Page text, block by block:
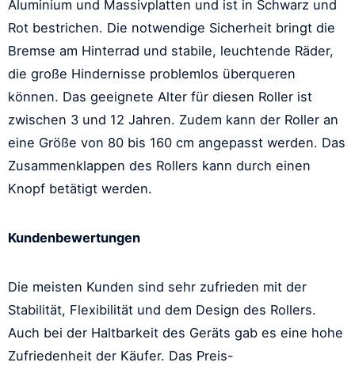
Aluminium und Massivplatten und ist in Schwarz und
Rot bestrichen. Die notwendige Sicherheit bringt die
Bremse am Hinterrad und stabile, leuchtende Räder,
die große Hindernisse problemlos überqueren
können. Das geeignete Alter für diesen Roller ist
zwischen 3 und 12 Jahren. Zudem kann der Roller an
eine Größe von 80 bis 160 cm angepasst werden. Das
Zusammenklappen des Rollers kann durch einen
Knopf betätigt werden.
Kundenbewertungen
Die meisten Kunden sind sehr zufrieden mit der
Stabilität, Flexibilität und dem Design des Rollers.
Auch bei der Haltbarkeit des Geräts gab es eine hohe
Zufriedenheit der Käufer. Das Preis-